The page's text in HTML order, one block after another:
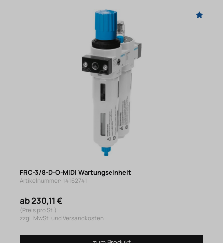
FRC-3/8-D-O-MIDI Wartungseinheit
Artikelnummer: 14162741
ab 230,11 €
(Preis pro St.)
zzgl. MwSt. und Versandkosten